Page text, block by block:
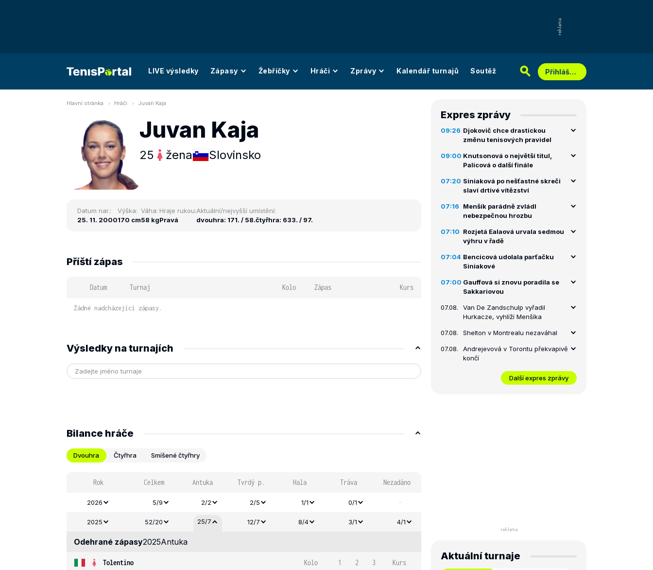
LIVE výsledky Zápasy Žebříčky Hráči Zprávy Kalendář turnajů Soutěž Přihlášení
Hlavní stránka Hráči Juvan Kaja
Juvan Kaja
25 žena Slovinsko
Datum nar.:
25. 11. 2000
Výška:
170 cm
Váha:
58 kg
Hraje rukou:
Pravá
Aktuální/nejvyšší umístění:
dvouhra: 171. / 58.čtyřhra: 633. / 97.
Příští zápas
Datum Turnaj Kolo Zápas Kurs
Žádné nadcházející zápasy.
Výsledky na turnajích
Bilance hráče
Dvouhra Čtyřhra Smíšené čtyřhry
Rok Celkem Antuka Tvrdý p. Hala Tráva Nezadáno
2026 5/9 2/2 2/5 1/1 0/1 -
2025 52/20 25/7 12/7 8/4 3/1 4/1
Odehrané zápasy2025Antuka
Tolentino Kolo 1 2 3 Kurs
Expres zprávy
09:26 Djokovič chce drastickou
změnu tenisových pravidel
09:00 Knutsonová o největší titul,
Palicová o další finále
07:20 Siniaková po nešťastné skreči
slaví drtivé vítězství
07:16
Menšík parádně zvládl
nebezpečnou hrozbu
07:10 Rozjetá Ealaová urvala sedmou
výhru v řadě
07:04 Bencicová udolala parťačku
Siniakové
07:00 Gauffová si znovu poradila se
Sakkariovou
07.08.
Van De Zandschulp vyřadil
Hurkacze, vyhlíží Menšíka
07.08. Shelton v Montrealu nezaváhal
07.08.
Andrejevová v Torontu překvapivě
končí
Další expres zprávy
Aktuální turnaje